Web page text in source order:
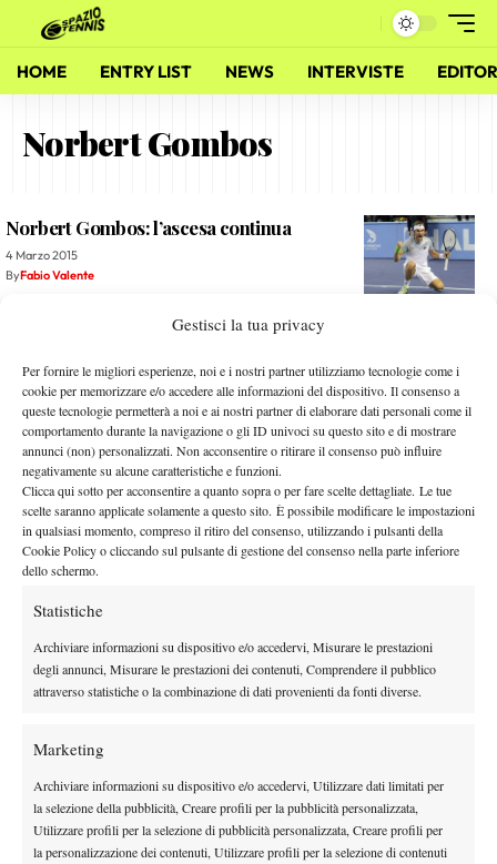
Gestisci la tua privacy
Per fornire le migliori esperienze, noi e i nostri partner utilizziamo tecnologie come i
cookie per memorizzare e/o accedere alle informazioni del dispositivo. Il consenso a
queste tecnologie permetterà a noi e ai nostri partner di elaborare dati personali come il
comportamento durante la navigazione o gli ID univoci su questo sito e di mostrare
annunci (non) personalizzati. Non acconsentire o ritirare il consenso può influire
negativamente su alcune caratteristiche e funzioni.
Clicca qui sotto per acconsentire a quanto sopra o per fare scelte dettagliate. Le tue
scelte saranno applicate solamente a questo sito. È possibile modificare le impostazioni
in qualsiasi momento, compreso il ritiro del consenso, utilizzando i pulsanti della
Cookie Policy o cliccando sul pulsante di gestione del consenso nella parte inferiore
dello schermo.
Statistiche
Archiviare informazioni su dispositivo e/o accedervi, Misurare le prestazioni
degli annunci, Misurare le prestazioni dei contenuti, Comprendere il pubblico
attraverso statistiche o la combinazione di dati provenienti da fonti diverse.
Marketing
Archiviare informazioni su dispositivo e/o accedervi, Utilizzare dati limitati per
la selezione della pubblicità, Creare profili per la pubblicità personalizzata,
Utilizzare profili per la selezione di pubblicità personalizzata, Creare profili per
la personalizzazione dei contenuti, Utilizzare profili per la selezione di contenuti
HOME ENTRY LIST NEWS INTERVISTE
Norbert Gombos
Norbert Gombos: l’ascesa continua
4 Marzo 2015
ByFabio Valente
Il punto del lunedì: 7 giorni di record e prime volte
2 Marzo 2015
Alessandro Mastroluca
A Vicenza brilla la stella di Filip Krajinovic
4 Giugno 2014
Redazione
X
Youtube